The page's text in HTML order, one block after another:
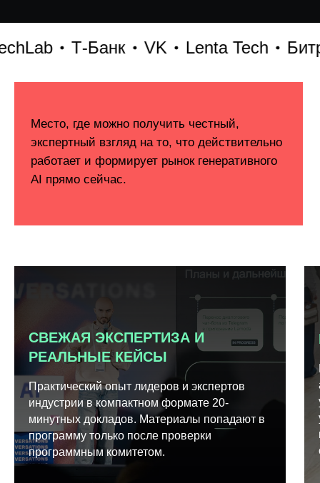
Т-Банк VK Lenta Tech
СВЕЖАЯ ЭКСПЕРТИЗА И
РЕАЛЬНЫЕ КЕЙСЫ
Практический опыт лидеров и экспертов
индустрии в компактном формате 20-
минутных докладов. Материалы попадают в
программу только после проверки
программным комитетом.